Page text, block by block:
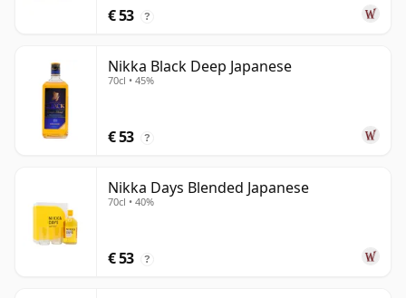
€ 53 ?
Nikka Black Deep Japanese
70cl • 45%
€ 53 ?
Nikka Days Blended Japanese
70cl • 40%
€ 53 ?